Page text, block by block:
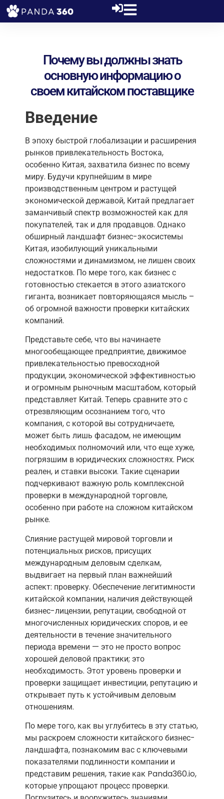
Почему вы должны знать
основную информацию о
своем китайском поставщике
Введение
В эпоху быстрой глобализации и расширения
рынков привлекательность Востока,
особенно Китая, захватила бизнес по всему
миру. Будучи крупнейшим в мире
производственным центром и растущей
экономической державой, Китай предлагает
заманчивый спектр возможностей как для
покупателей, так и для продавцов. Однако
обширный ландшафт бизнес-экосистемы
Китая, изобилующий уникальными
сложностями и динамизмом, не лишен своих
недостатков. По мере того, как бизнес с
готовностью стекается в этого азиатского
гиганта, возникает повторяющаяся мысль –
об огромной важности проверки китайских
компаний.
Представьте себе, что вы начинаете
многообещающее предприятие, движимое
привлекательностью превосходной
продукции, экономической эффективностью
и огромным рыночным масштабом, который
представляет Китай. Теперь сравните это с
отрезвляющим осознанием того, что
компания, с которой вы сотрудничаете,
может быть лишь фасадом, не имеющим
необходимых полномочий или, что еще хуже,
погрязшим в юридических сложностях. Риск
реален, и ставки высоки. Такие сценарии
подчеркивают важную роль комплексной
проверки в международной торговле,
особенно при работе на сложном китайском
рынке.
Слияние растущей мировой торговли и
потенциальных рисков, присущих
международным деловым сделкам,
выдвигает на первый план важнейший
аспект: проверку. Обеспечение легитимности
китайской компании, наличия действующей
бизнес-лицензии, репутации, свободной от
многочисленных юридических споров, и ее
деятельности в течение значительного
периода времени — это не просто вопрос
хорошей деловой практики; это
необходимость. Этот уровень проверки и
проверки защищает инвестиции, репутацию и
открывает путь к устойчивым деловым
отношениям.
По мере того, как вы углубитесь в эту статью,
мы раскроем сложности китайского бизнес-
ландшафта, познакомим вас с ключевыми
показателями подлинности компании и
представим решения, такие как Panda360.io,
которые упрощают процесс проверки.